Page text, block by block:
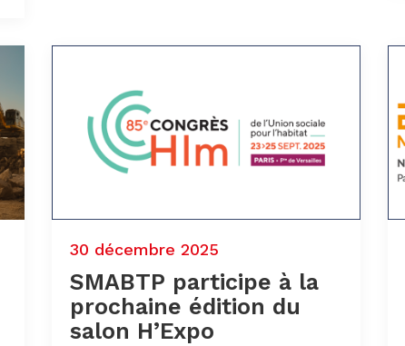
30 décembre 2025
SMABTP participe à la
prochaine édition du
salon H’Expo